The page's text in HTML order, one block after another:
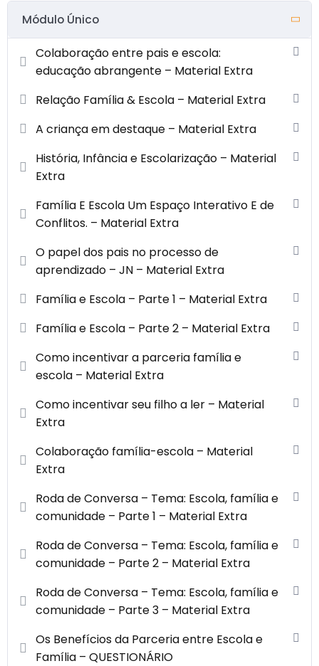
Módulo Único
Colaboração entre pais e escola:
educação abrangente – Material Extra
Relação Família & Escola – Material Extra
A criança em destaque – Material Extra
História, Infância e Escolarização – Material
Extra
Família E Escola Um Espaço Interativo E de
Conflitos. – Material Extra
O papel dos pais no processo de
aprendizado – JN – Material Extra
Família e Escola – Parte 1 – Material Extra
Família e Escola – Parte 2 – Material Extra
Como incentivar a parceria família e
escola – Material Extra
Como incentivar seu filho a ler – Material
Extra
Colaboração família-escola – Material
Extra
Roda de Conversa – Tema: Escola, família e
comunidade – Parte 1 – Material Extra
Roda de Conversa – Tema: Escola, família e
comunidade – Parte 2 – Material Extra
Roda de Conversa – Tema: Escola, família e
comunidade – Parte 3 – Material Extra
Os Benefícios da Parceria entre Escola e
Família – QUESTIONÁRIO